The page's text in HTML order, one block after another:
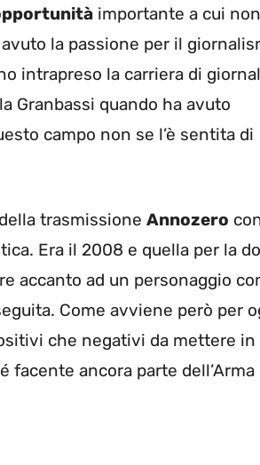
importante a cui
la passione per il
intrapreso la carriera di
Granbassi quando ha avuto
campo non se l’è sentita di
trasmissione Annozero
Era il 2008 e quella per la
accanto ad un personaggio
Come avviene però per
che negativi da mettere in
ancora parte dell’Arma